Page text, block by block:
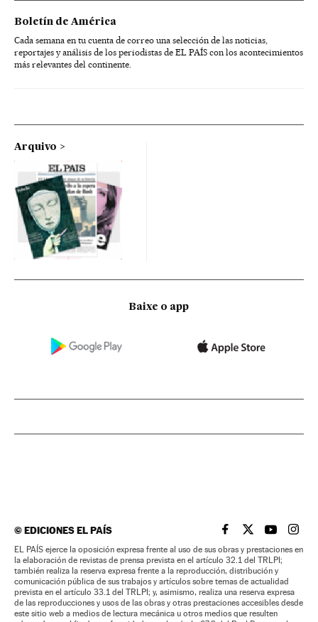
Boletín de América
Cada semana en tu cuenta de correo una selección de las noticias,
reportajes y análisis de los periodistas de EL PAÍS con los acontecimientos
más relevantes del continente.
Arquivo
Baixe o app
©EDICIONES EL PAÍS EL PAÍS BRASIL EN
EL PAÍSEL PAÍS
EL
EL PAÍS ejerce la oposición expresa frente al uso de sus obras y prestaciones en
la elaboración de revistas de prensa prevista en el artículo 32.1 del TRLPI;
también realiza la reserva expresa frente a la reproducción, distribución y
comunicación pública de sus trabajos y artículos sobre temas de actualidad
prevista en el artículo 33.1 del TRLPI; y, asimismo, realiza una reserva expresa
de las reproducciones y usos de las obras y otras prestaciones accesibles desde
este sitio web a medios de lectura mecánica u otros medios que resulten